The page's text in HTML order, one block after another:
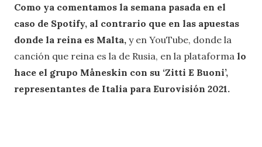
Como ya comentamos la semana pasada en el
caso de Spotify, al contrario que en las apuestas
donde la reina es Malta, y en YouTube, donde la
canción que reina es la de Rusia, en la plataforma lo
hace el grupo Måneskin con su ‘Zitti E Buoni’,
representantes de Italia para Eurovisión 2021.